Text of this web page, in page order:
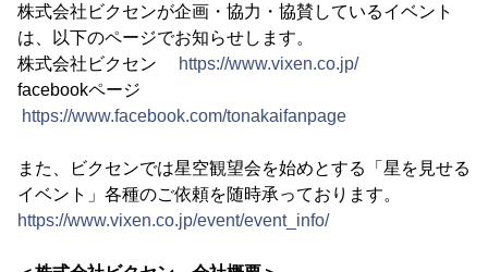
株式会社ビクセンが企画・協力・協賛しているイベント
は、以下のページでお知らせします。
株式会社ビクセン
https://www.vixen.co.jp/
facebookページ
https://www.facebook.com/tonakaifanpage
また、ビクセンでは星空観望会を始めとする「星を見せる
イベント」各種のご依頼を随時承っております。
https://www.vixen.co.jp/event/event_info/